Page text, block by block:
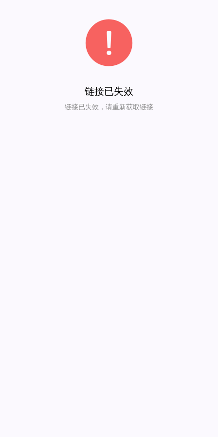
链接已失效
链接已失效，请重新获取链接